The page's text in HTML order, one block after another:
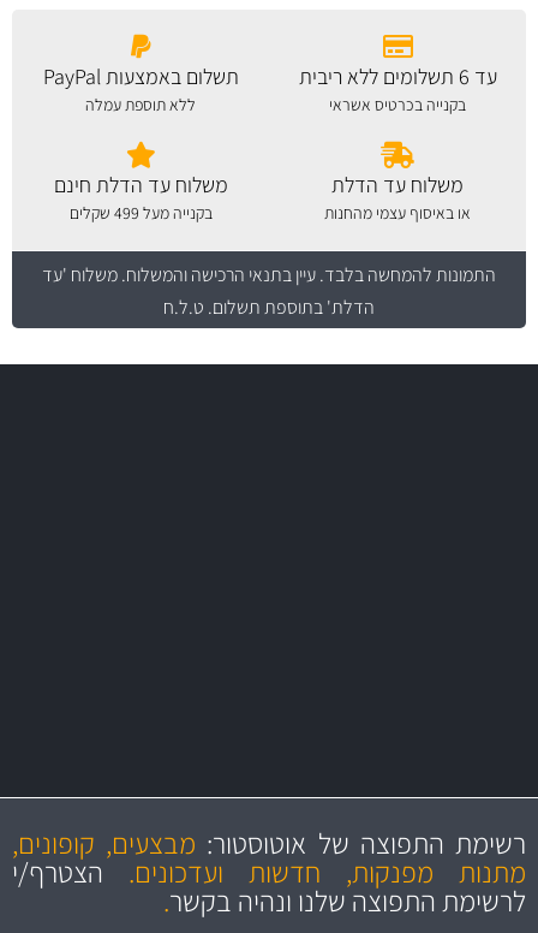
עד 6 תשלומים ללא ריבית
בקנייה בכרטיס אשראי
תשלום באמצעות PayPal
ללא תוספת עמלה
משלוח עד הדלת
או באיסוף עצמי מהחנות
משלוח עד הדלת חינם
בקנייה מעל 499 שקלים
התמונות להמחשה בלבד.עיין בתנאי הרכישה והמשלוח. משלוח 'עד
הדלת' בתוספת תשלום. ט.ל.ח
מקצועיות
ושירות מצויין
מחירים
הוגנים
והיצע מוצרים איכותירשימת התפוצה של אוטוסטור: מבצעים, קופונים,
מתנות מפנקות, חדשות ועדכונים.הצטרף/י
לרשימת התפוצה שלנו ונהיה בקשר.